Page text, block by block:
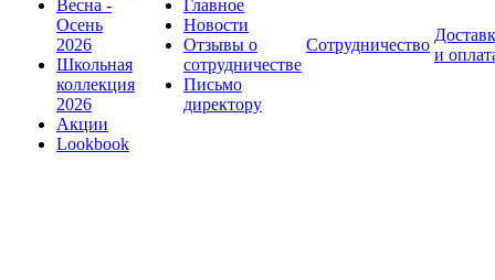
Весна -
Осень
2026
Школьная
коллекция
2026
Акции
Lookbook
Главное
Новости
Отзывы о
сотрудничестве
Письмо
директору
Сотрудничество
и